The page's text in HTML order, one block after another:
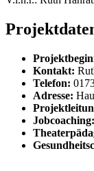
Kontakt:
Telefon:
Adresse:
Jobcoaching: